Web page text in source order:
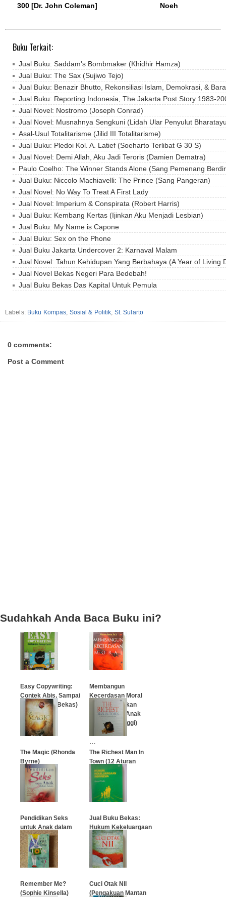
300 [Dr. John Coleman]
Noeh
Buku Terkait:
Jual Buku: Saddam's Bombmaker (Khidhir Hamza)
Jual Buku: The Sax (Sujiwo Tejo)
Jual Buku: Benazir Bhutto, Rekonsiliasi Islam, Demokrasi, &
Jual Buku: Reporting Indonesia, The Jakarta Post Story 1983-
Jual Novel: Nostromo (Joseph Conrad)
Jual Novel: Musnahnya Sengkuni (Lidah Ular Penyulut
Asal-Usul Totalitarisme (Jilid III Totalitarisme)
Jual Buku: Pledoi Kol. A. Latief (Soeharto Terlibat G 30 S)
Jual Novel: Demi Allah, Aku Jadi Teroris (Damien Dematra)
Paulo Coelho: The Winner Stands Alone (Sang Pemenang
Jual Buku: Niccolo Machiavelli: The Prince (Sang Pangeran)
Jual Novel: No Way To Treat A First Lady
Jual Novel: Imperium & Conspirata (Robert Harris)
Jual Buku: Kembang Kertas (Ijinkan Aku Menjadi Lesbian)
Jual Buku: My Name is Capone
Jual Buku: Sex on the Phone
Jual Buku Jakarta Undercover 2: Karnaval Malam
Jual Novel: Tahun Kehidupan Yang Berbahaya (A Year of Living
Jual Novel Bekas Negeri Para Bedebah!
Jual Buku Bekas Das Kapital Untuk Pemula
Labels: Buku Kompas, Sosial & Politik, St. Sularto
0 comments:
Post a Comment
Sudahkah Anda Baca Buku ini?
Easy Copywriting:
Contek Abis, Sampai
Laris! (Buku Bekas)
Membangun
Kecerdasan Moral
(Tujuh Kebajikan
Utama Agar Anak
Bermoral Tinggi)
…
The Magic (Rhonda
Byrne)
The Richest Man In
Town (12 Aturan
Mewujudkan
Kekayaan)
…
Pendidikan Seks
untuk Anak dalam
Islam
…
Jual Buku Bekas:
Hukum Kekeluargaan
Indonesia
…
Remember Me?
(Sophie Kinsella)
Cuci Otak NII
(Pengakuan Mantan